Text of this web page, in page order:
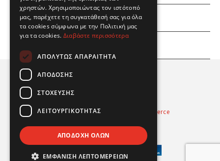
ΕΣΕΙΣ
Powered byRadicode
nopCommerce
χρηστών. Χρησιμοποιώντας τον ιστότοπό
μας, παρέχετε τη συγκατάθεσή σας για όλα
τα cookies σύμφωνα με την Πολιτική μας
για τα cookies. Διαβάστε περισσότερα
ΑΠΟΛΎΤΩΣ ΑΠΑΡΑΊΤΗΤΑ
ΑΠΌΔΟΣΗΣ
ΣΤΌΧΕΥΣΗΣ
ΛΕΙΤΟΥΡΓΙΚΌΤΗΤΑΣ
ΑΠΟΔΟΧΉ ΌΛΩΝ
ΕΜΦΆΝΙΣΗ ΛΕΠΤΟΜΕΡΕΙΏΝ